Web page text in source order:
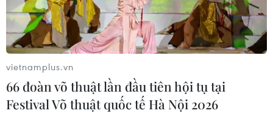
vietnamplus.vn
66 đoàn võ thuật lần đầu tiên hội tụ tại
Festival Võ thuật quốc tế Hà Nội 2026